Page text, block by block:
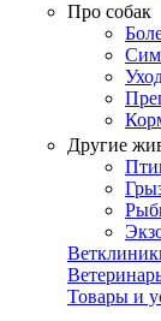
Про собак
Другие
Товары и